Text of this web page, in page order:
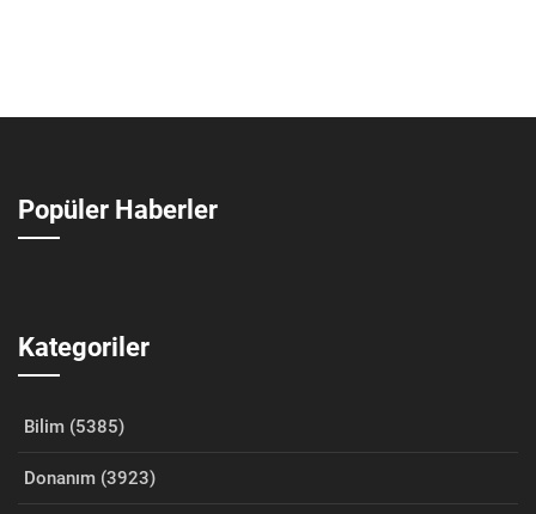
Popüler Haberler
Kategoriler
Bilim (5385)
Donanım (3923)